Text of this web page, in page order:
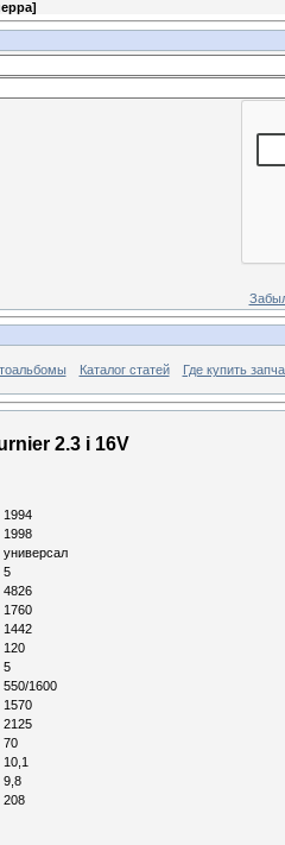
]
Каталог статей Где купить
2.3 i 16V
1994
1998
универсал
5
4826
1760
1442
120
5
550/1600
1570
2125
70
10,1
9,8
208